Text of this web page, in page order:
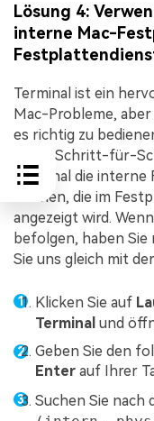
Lösung 4:
interne Mac-
Terminal ist ein
Mac-Probleme,
es richtig zu
kurze Schritt-für-
Terminal die
können, die im
angezeigt wird.
befolgen, haben
Sie uns gleich mit
Klicken Sie auf
Terminal und
Geben Sie den
Enter auf Ihrer
Suchen Sie nach